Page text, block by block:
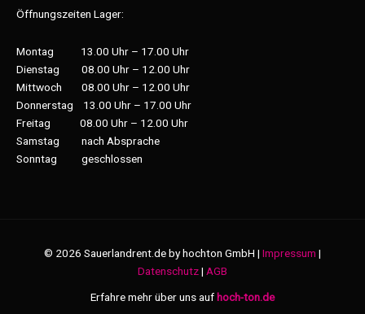
Öffnungszeiten Lager:
Montag 13.00 Uhr – 17.00 Uhr
Dienstag 08.00 Uhr – 12.00 Uhr
Mittwoch 08.00 Uhr – 12.00 Uhr
Donnerstag 13.00 Uhr – 17.00 Uhr
Freitag 08.00 Uhr – 12.00 Uhr
Samstag nach Absprache
Sonntag geschlossen
© 2026 Sauerlandrent.de by hochton GmbH | Impressum |
Datenschutz| AGB
Erfahre mehr über uns auf hoch-ton.de